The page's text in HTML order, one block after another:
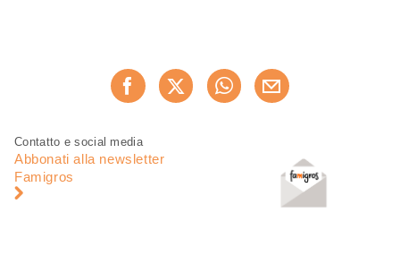
Consiglia ora
Piè
pagina
Navigazione
pagina
Contatto e social media
Abbonati alla newsletter
Famigros